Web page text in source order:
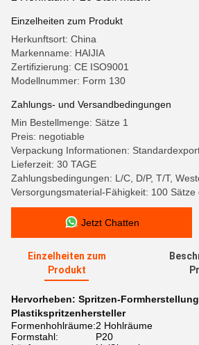
Einzelheiten zum Produkt
Herkunftsort: China
Markenname: HAIJIA
Zertifizierung: CE ISO9001
Modellnummer: Form 130
Zahlungs- und Versandbedingungen
Min Bestellmenge: Sätze 1
Preis: negotiable
Verpackung Informationen:
Lieferzeit: 30 TAGE
Zahlungsbedingungen: L/C, D/P, T/T,
Versorgungsmaterial-Fähigkeit: 100 Sätze
Jetzt Chatten
Einzelheiten zum
Produkt
Hervorheben: Spritzen-Formherstellung
Plastikspritzenhersteller
Formenhohlräume:2 Hohlräume
Formstahl:
P20